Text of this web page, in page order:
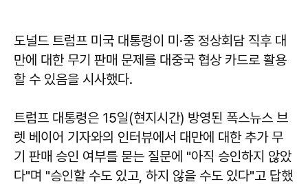
도널드 트럼프 미국 대통령이 미·중 정상회담 직후 대
만에 대한 무기 판매 문제를 대중국 협상 카드로 활용
할 수 있음을 시사했다.
트럼프 대통령은 15일(현지시간) 방영된 폭스뉴스 브
렛 베이어 기자와의 인터뷰에서 대만에 대한 추가 무
기 판매 승인 여부를 묻는 질문에 "아직 승인하지 않았
다"며 "승인할 수도 있고, 하지 않을 수도 있다"고 답했